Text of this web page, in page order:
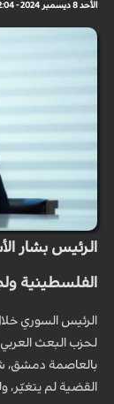
الأحد 8 ديسمبر 2024 - 12:04 بتوقيت مكة
الرئيس بشار
الفلسطينية
الرئيس السوري
لحزب البعث
بالعاصمة دمشق،
القضية لم يتغيّر،